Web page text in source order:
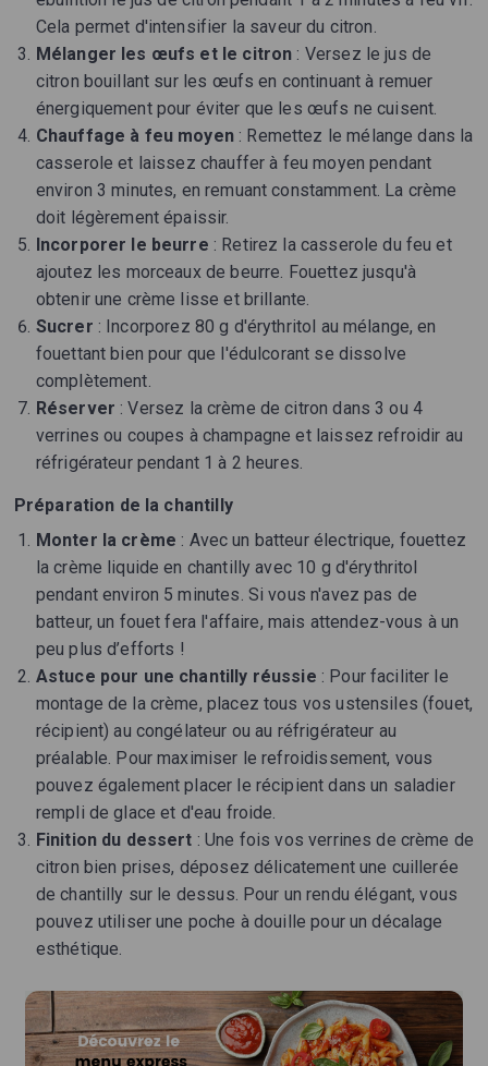
Cela permet d'intensifier la saveur du citron.
Mélanger les œufs et le citron : Versez le jus de
citron bouillant sur les œufs en continuant à remuer
énergiquement pour éviter que les œufs ne cuisent.
Chauffage à feu moyen: Remettez le mélange dans la
casserole et laissez chauffer à feu moyen pendant
environ 3 minutes, en remuant constamment. La crème
doit légèrement épaissir.
Incorporer le beurre : Retirez la casserole du feu et
ajoutez les morceaux de beurre. Fouettez jusqu'à
obtenir une crème lisse et brillante.
Sucrer : Incorporez 80 g d'érythritol au mélange, en
fouettant bien pour que l'édulcorant se dissolve
complètement.
Réserver : Versez la crème de citron dans 3 ou 4
verrines ou coupes à champagne et laissez refroidir au
réfrigérateur pendant 1 à 2 heures.
Préparation de la chantilly
Monter la crème : Avec un batteur électrique, fouettez
la crème liquide en chantilly avec 10 g d'érythritol
pendant environ 5 minutes. Si vous n'avez pas de
batteur, un fouet fera l'affaire, mais attendez-vous à un
peu plus d’efforts !
Astuce pour une chantilly réussie : Pour faciliter le
montage de la crème, placez tous vos ustensiles (fouet,
récipient) au congélateur ou au réfrigérateur au
préalable. Pour maximiser le refroidissement, vous
pouvez également placer le récipient dans un saladier
rempli de glace et d'eau froide.
Finition du dessert : Une fois vos verrines de crème de
citron bien prises, déposez délicatement une cuillerée
de chantilly sur le dessus. Pour un rendu élégant, vous
pouvez utiliser une poche à douille pour un décalage
esthétique.